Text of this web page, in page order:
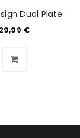
Dual Plate
29,99 €